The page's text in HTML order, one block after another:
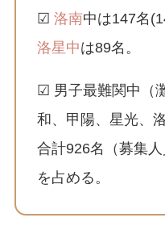
☑洛南中は147名
洛星中は89名。
☑ 男子最難関中（
和、甲陽、星光、
合計926名（募集
を占める。